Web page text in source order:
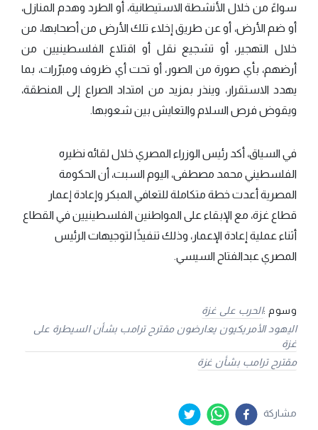
سواءً من خلال الأنشطة الاستيطانية، أو الطرد وهدم المنازل،
أو ضم الأرض، أو عن طريق إخلاء تلك الأرض من أصحابها، من
خلال التهجير، أو تشجيع نقل أو اقتلاع الفلسطينيين من
أرضهم، بأي صورة من الصور، أو تحت أي ظروف ومبرّرات، بما
يهدد الاستقرار، وينذر بمزيد من امتداد الصراع إلى المنطقة،
ويقوض فرص السلام والتعايش بين شعوبها.
في السياق، أكد رئيس الوزراء المصري خلال لقائه نظيره
الفلسطيني محمد مصطفى، اليوم السبت، أن الحكومة
المصرية أعدت خطة متكاملة للتعافي المبكر وإعادة إعمار
قطاع غزة، مع الإبقاء على المواطنين الفلسطينيين في القطاع
أثناء عملية إعادة الإعمار، وذلك تنفيذًا لتوجيهات الرئيس
المصري عبدالفتاح السيسي.
وسوم :الحرب على غزة
اليهود الأمريكيون يعارضون مقترح ترامب بشأن السيطرة على
غزة
مقترح ترامب بشأن غزة
مشاركة